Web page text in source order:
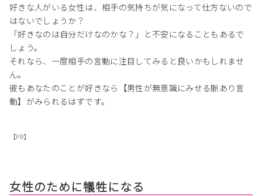
好きな人がいる女性は、相手の気持ちが気になって仕方ないので
はないでしょうか？
「好きなのは自分だけなのかな？」と不安になることもあるで
しょう。
それなら、一度相手の言動に注目してみると良いかもしれませ
ん。
彼もあなたのことが好きなら【男性が無意識にみせる脈あり言
動】がみられるはずです。
【PR】
女性のために犠牲になる